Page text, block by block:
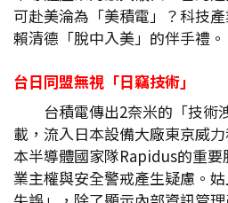
可赴美淪為「美積電」？科技
賴清德「脫中入美」的伴手禮。
台日同盟無視「日竊技術」
台積電傳出2奈米的「技術
載，流入日本設備大廠東京威
本半導體國家隊Rapidus的重
業主權與安全警戒產生疑慮。